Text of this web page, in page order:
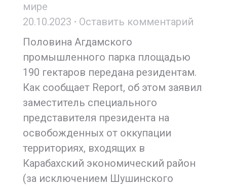
мире
20.10.2023
Оставить комментарий
Половина Агдамского
промышленного парка площадью
190 гектаров передана резидентам.
Как сообщает Report, об этом заявил
заместитель специального
представителя президента на
освобожденных от оккупации
территориях, входящих в
Карабахский экономический район
(за исключением Шушинского